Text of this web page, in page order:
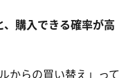
購入できる確率が高
からの買い替え」って